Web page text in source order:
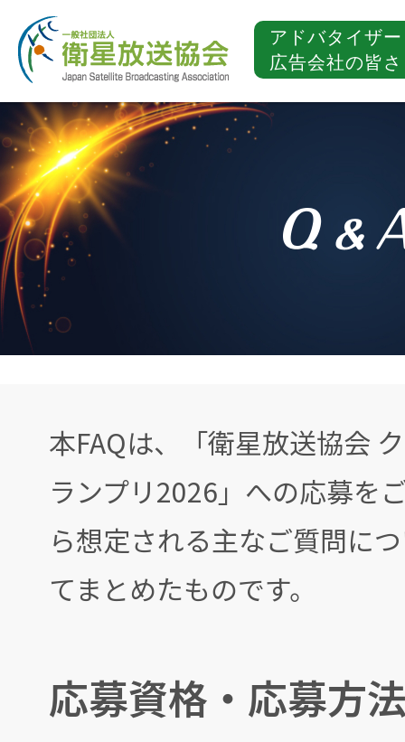
アドバタイザ
広告会社の皆
本FAQは、「衛星放送協会
ランプリ2026」への応募を
ら想定される主なご質問に
てまとめたものです。
応募資格・応募方